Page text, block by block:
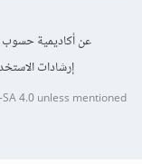
عن أكاديمية حسوب
إرشادات
4.0unless mentioned